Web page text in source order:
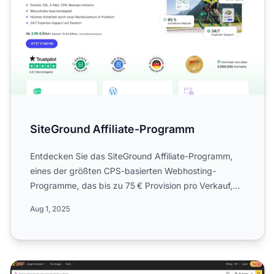
SiteGround Affiliate-Programm
Entdecken Sie das SiteGround Affiliate-Programm,
eines der größten CPS-basierten Webhosting-
Programme, das bis zu 75 € Provision pro Verkauf,
Aug 1, 2025
123RF Affiliate-Programm